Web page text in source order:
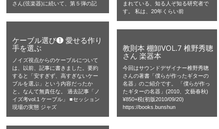
さん(弦楽器)に続いて、第５弾の記
まれている、知る人ぞ知る研究者で
す。 私は、20年くらい前
ケーブル選び❶ 愛せる作り
手を選ぶ
ノイズ視点からのケーブルについて
は、以前、記事に書きました。要約
すると「安すぎず、高すぎないケー
ブルを選ぶ」という内容だったか
と。なんて無責任な。 過去記事「ノ
イズ考vol.1 ケーブル」 ■セッション
現場の実態 ジャズ
教則本 棚卸VOL.7 椎野秀聰
さん 楽器本
今回はサウンドデザイナー椎野秀聰
さんの著書「僕らが作ったギターの
名器」のご紹介です。 「僕らが作っ
たギターの名器」(2010、文藝春秋)
¥850+税(初版2010/09/20)
https://books.bunshun